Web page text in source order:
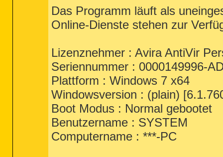
Das Programm läuft als
Online-Dienste stehen zur
Lizenznehmer : Avira AntiVir
Seriennummer : 0000149996-
Plattform : Windows 7 x64
Windowsversion : (plain)
Boot Modus : Normal gebootet
Benutzername : SYSTEM
Computername : ***-PC